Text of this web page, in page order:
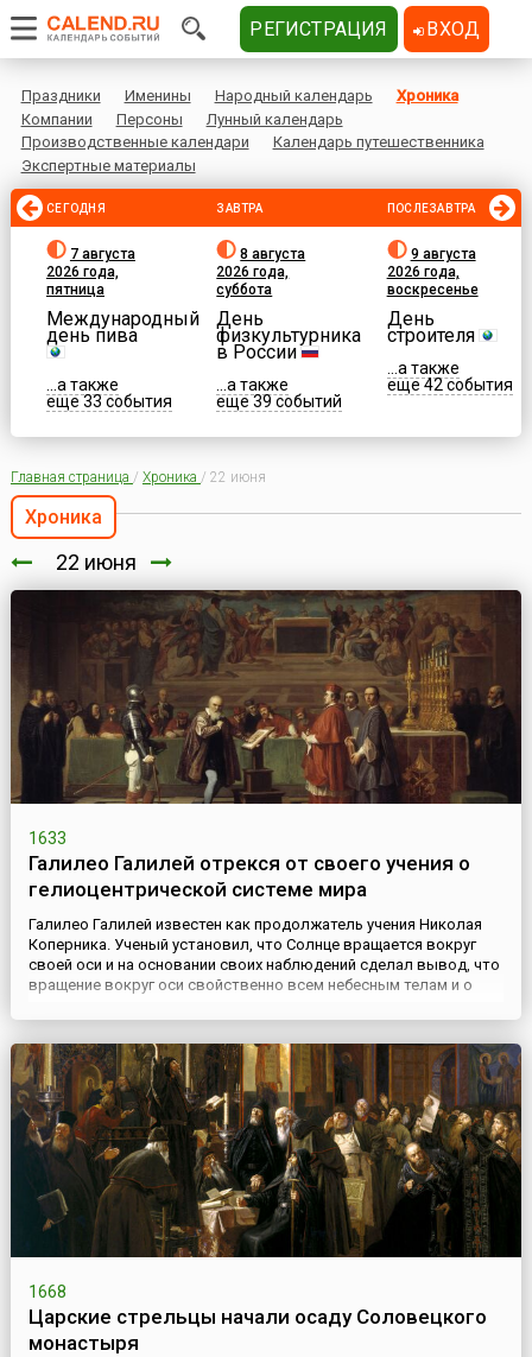
Праздники Именины Народный календарь
Хроника
Компании
Персоны
Лунный календарь
Производственные календари
Календарь путешественника
Экспертные материалы
СЕГОДНЯ
7 августа
2026 года,
пятница
Международный
день пива
...а также
еще 33 события
ЗАВТРА
8 августа
2026 года,
суббота
День
физкультурника
в России
...а также
еще 39 событий
ПОСЛЕЗАВТРА
9 августа
2026 года,
воскресенье
День
строителя
...а также
еще 42 события
Главная страница / Хроника / 22 июня
Хроника
22 июня
1633
Галилео Галилей отрекся от своего учения о
гелиоцентрической системе мира
Галилео Галилей известен как продолжатель учения Николая
Коперника. Ученый установил, что Солнце вращается вокруг
своей оси и на основании своих наблюдений сделал вывод, что
вращение вокруг оси свойственно всем небесным телам и о
Коперником, является единственно верной.Однако в 1616 году
комиссия авторитетных итальянских богословов объявила...
1668
Царские стрельцы начали осаду Соловецкого
монастыря
РЕГИСТРАЦИЯ ВХОД